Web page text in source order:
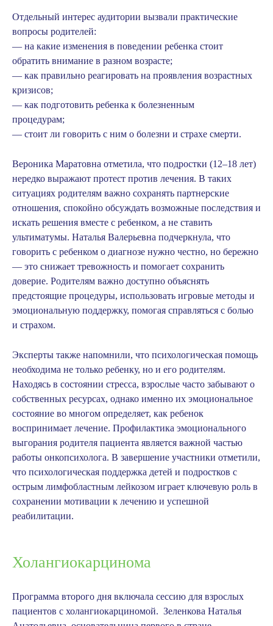
Отдельный интерес аудитории вызвали практические
вопросы родителей:
— на какие изменения в поведении ребенка стоит
обратить внимание в разном возрасте;
— как правильно реагировать на проявления возрастных
кризисов;
— как подготовить ребенка к болезненным
процедурам;
— стоит ли говорить с ним о болезни и страхе смерти.
Вероника Маратовна отметила, что подростки (12–18 лет)
нередко выражают протест против лечения. В таких
ситуациях родителям важно сохранять партнерские
отношения, спокойно обсуждать возможные последствия и
искать решения вместе с ребенком, а не ставить
ультиматумы. Наталья Валерьевна подчеркнула, что
говорить с ребенком о диагнозе нужно честно, но бережно
— это снижает тревожность и помогает сохранить
доверие. Родителям важно доступно объяснять
предстоящие процедуры, использовать игровые методы и
эмоциональную поддержку, помогая справляться с болью
и страхом.
Эксперты также напомнили, что психологическая помощь
необходима не только ребенку, но и его родителям.
Находясь в состоянии стресса, взрослые часто забывают о
собственных ресурсах, однако именно их эмоциональное
состояние во многом определяет, как ребенок
воспринимает лечение. Профилактика эмоционального
выгорания родителя пациента является важной частью
работы онкопсихолога. В завершение участники отметили,
что психологическая поддержка детей и подростков с
острым лимфобластным лейкозом играет ключевую роль в
сохранении мотивации к лечению и успешной
реабилитации.
Холангиокарцинома
Программа второго дня включала сессию для взрослых
пациентов с холангиокарциномой. Зеленкова Наталья